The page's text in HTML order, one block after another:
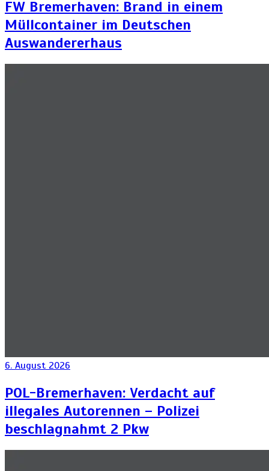
FW Bremerhaven: Brand in einem
Müllcontainer im Deutschen
Auswandererhaus
6. August 2026
POL-Bremerhaven: Verdacht auf
illegales Autorennen – Polizei
beschlagnahmt 2 Pkw